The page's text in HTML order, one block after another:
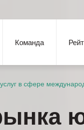
Команда
в сфере